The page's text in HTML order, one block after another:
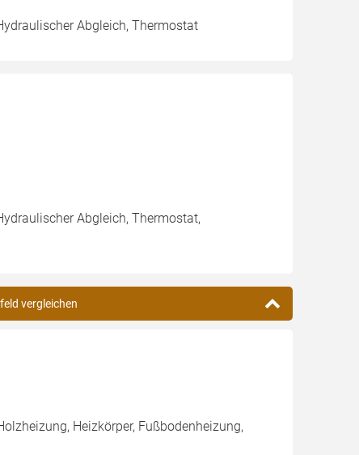
Abgleich, Thermostat
Abgleich, Thermostat,
vergleichen
Heizkörper, Fußbodenheizung,